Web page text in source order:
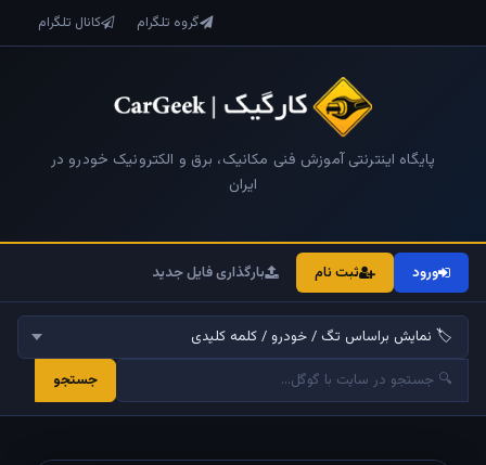
گروه تلگرام کانال تلگرام
پایگاه اینترنتی آموزش فنی مکانیک، برق و الکترونیک خودرو در
ایران
ورود ثبت نام بارگذاری فایل جدید
جستجو